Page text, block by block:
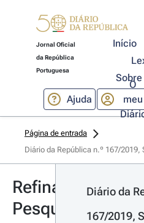
Jornal Oficial
da República
Portuguesa
Início
Sobre
Ajuda
O
meu
Página de entrada
Diário da República n.º 167/2019,
Refinar
Pesquisa
Diário da
167/2019,